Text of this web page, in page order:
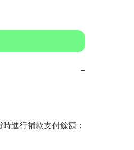
−
進行補款支付餘額：